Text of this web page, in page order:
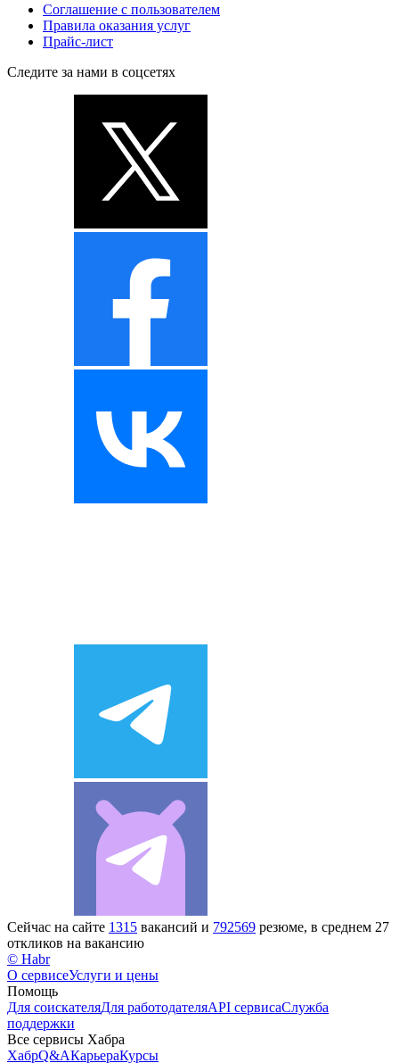
Соглашение с пользователем
Правила оказания услуг
Прайс-лист
Следите за нами в соцсетях
Сейчас на сайте 1315 вакансий и 792569 резюме, в среднем 27
откликов на вакансию
© Habr
О сервисеУслуги и цены
Помощь
Для соискателяДля работодателяAPI сервисаСлужба
поддержки
Все сервисы Хабра
ХабрQ&AКарьераКурсы